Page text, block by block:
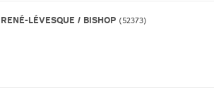
RENÉ-LÉVESQUE / BISHOP 52373